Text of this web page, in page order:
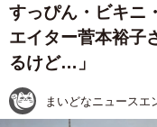
すっぴん・ビキニ
エイター菅本裕
るけど…」
まいどなニュースエ